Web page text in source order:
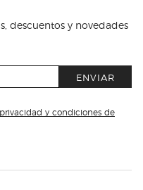
descuentos y novedades
ENVIAR
y condiciones de